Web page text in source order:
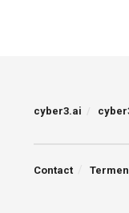
cyber3.ai
Contact